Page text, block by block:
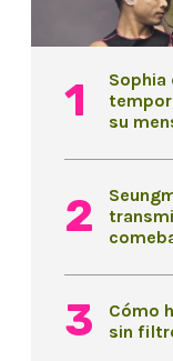
Sophia
su
Cómo
sin